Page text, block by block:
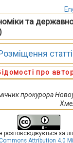
та
статті
про
прокурора
розповсюджується за
Attribution 4.0